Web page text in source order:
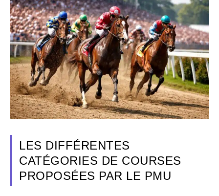
LES DIFFÉRENTES
CATÉGORIES DE COURSES
PROPOSÉES PAR LE PMU